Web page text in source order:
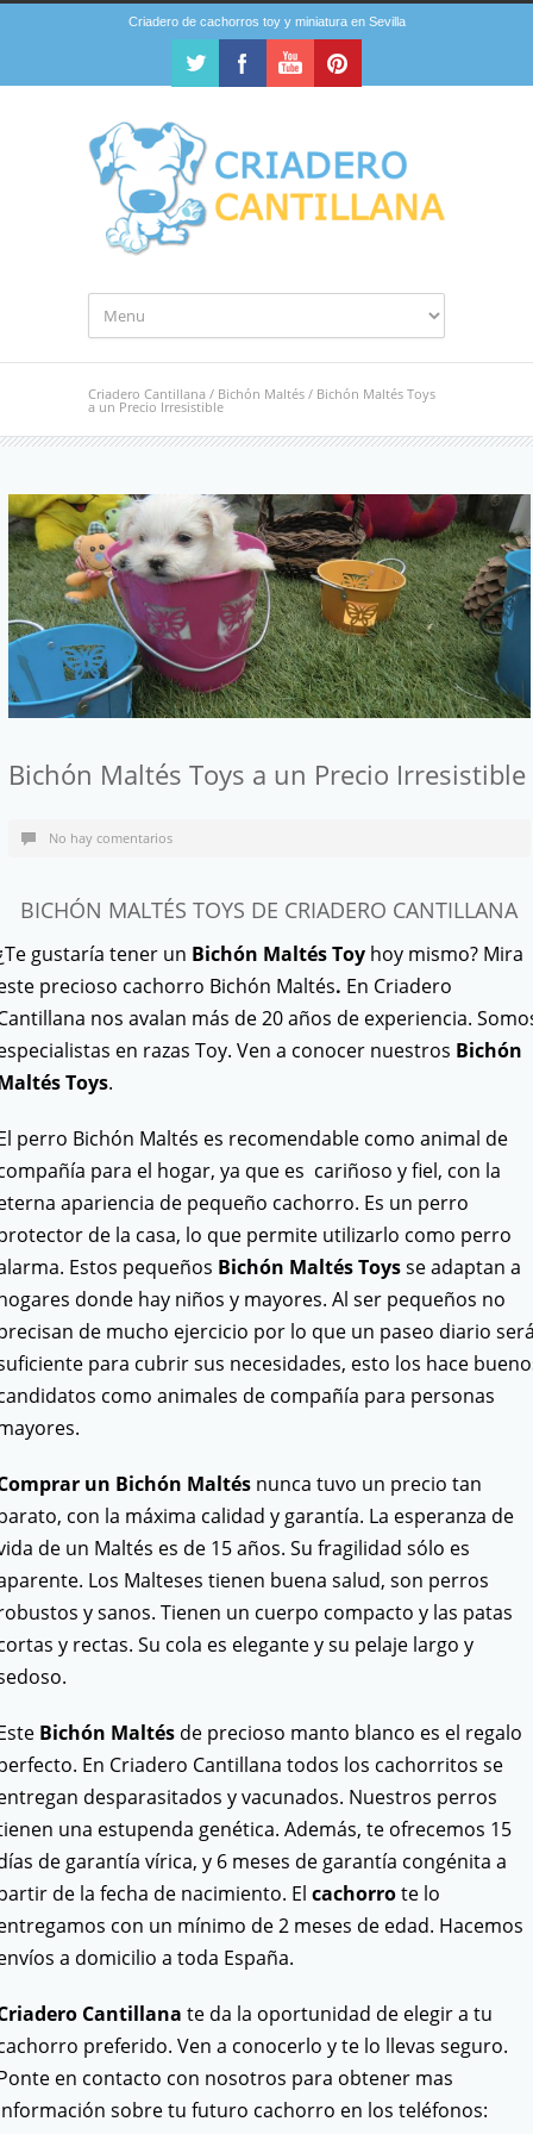
Criadero de cachorros toy y miniatura en Sevilla
Criadero Cantillana / Bichón Maltés / Bichón Maltés Toys
a un Precio Irresistible
Bichón Maltés Toys a un Precio Irresistible
No hay comentarios
BICHÓN MALTÉS TOYS DE CRIADERO CANTILLANA
gustaría tener un Bichón Maltés Toyhoy mismo? Mira
precioso cachorro Bichón Maltés. En Criadero
nos avalan más de 20 años de experiencia.
en razas Toy. Ven a conocer nuestros Bichón
Toys.
perro Bichón Maltés es recomendable como animal de
para el hogar, ya que es cariñoso y fiel, con la
apariencia de pequeño cachorro. Es un perro
de la casa, lo que permite utilizarlo como perro
Estos pequeños Bichón Maltés Toysse adaptan a
donde hay niños y mayores. Al ser pequeños no
de mucho ejercicio por lo que un paseo diario
para cubrir sus necesidades, esto los hace
como animales de compañía para personas
un Bichón Maltésnunca tuvo un precio tan
con la máxima calidad y garantía. La esperanza de
de un Maltés es de 15 años. Su fragilidad sólo es
Los Malteses tienen buena salud, son perros
y sanos. Tienen un cuerpo compacto y las patas
y rectas. Su cola es elegante y su pelaje largo y
Bichón Maltésde precioso manto blanco es el regalo
En Criadero Cantillana todos los cachorritos se
desparasitados y vacunados. Nuestros perros
una estupenda genética. Además, te ofrecemos 15
de garantía vírica, y 6 meses de garantía congénita a
de la fecha de nacimiento. El cachorrote lo
con un mínimo de 2 meses de edad. Hacemos
a domicilio a toda España.
Cantillana te da la oportunidad de elegir a tu
preferido. Ven a conocerlo y te lo llevas seguro.
en contacto con nosotros para obtener mas
sobre tu futuro cachorro en los teléfonos: